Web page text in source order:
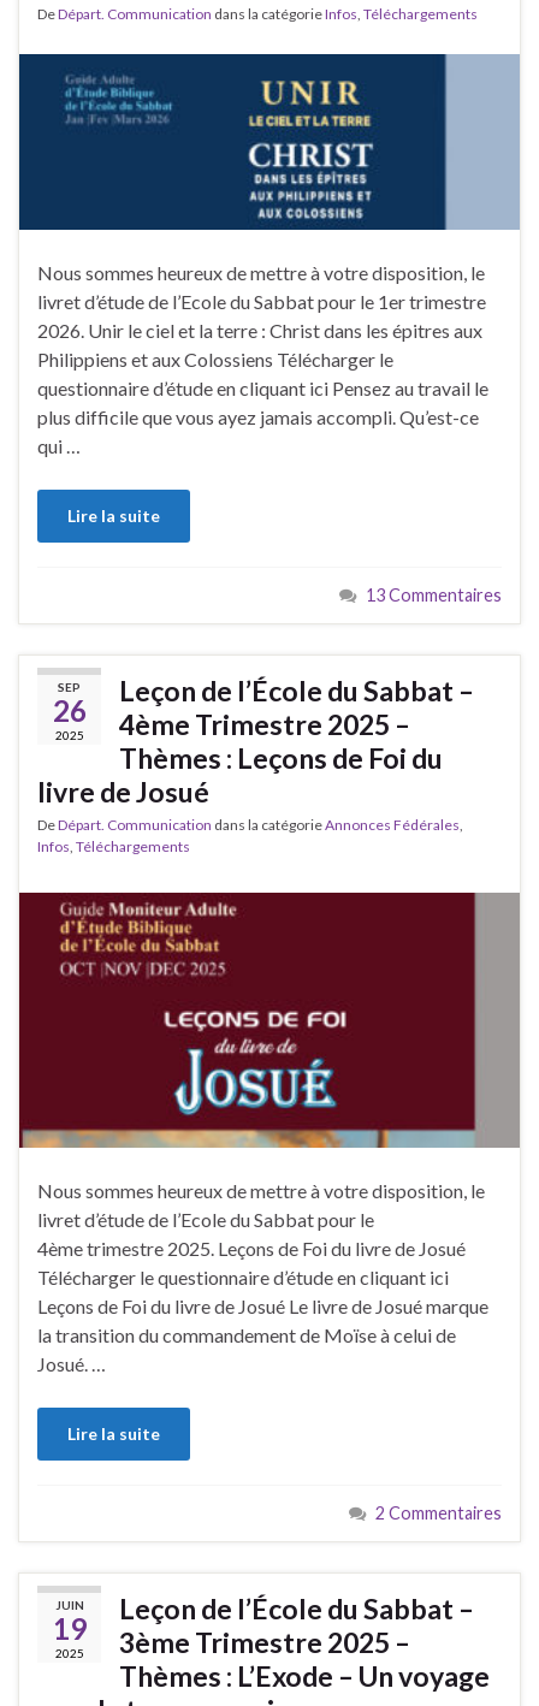
DeDépart. Communication dans la catégorieInfos, Téléchargements
Nous sommes heureux de mettre à votre disposition, le
livret d’étude de l’Ecole du Sabbat pour le 1er trimestre
2026. Unir le ciel et la terre : Christ dans les épitres aux
Philippiens et aux Colossiens Télécharger le
questionnaire d’étude en cliquant ici Pensez au travail le
plus difficile que vous ayez jamais accompli. Qu’est-ce
qui …
Lire la suite
13 Commentaires
SEP
26
2025
Leçon de l’École du Sabbat –
4ème Trimestre 2025 –
Thèmes : Leçons de Foi du
livre de Josué
DeDépart. Communication dans la catégorieAnnonces Fédérales,
Infos, Téléchargements
Nous sommes heureux de mettre à votre disposition, le
livret d’étude de l’Ecole du Sabbat pour le
4ème trimestre 2025. Leçons de Foi du livre de Josué
Télécharger le questionnaire d’étude en cliquant ici
Leçons de Foi du livre de Josué Le livre de Josué marque
la transition du commandement de Moïse à celui de
Josué. …
Lire la suite
2 Commentaires
JUIN
19
2025
Leçon de l’École du Sabbat –
3ème Trimestre 2025 –
Thèmes : L’Exode – Un voyage